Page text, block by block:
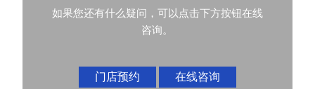
如果您还有什么疑问，可以点击下方按钮在线
咨询。
门店预约 在线咨询